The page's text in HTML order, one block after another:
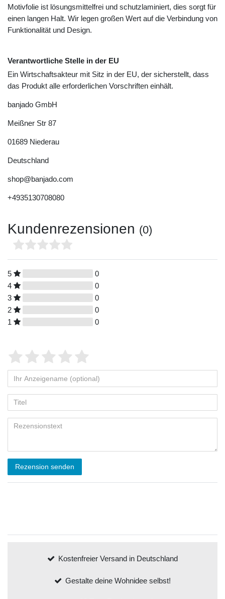
Motivfolie ist lösungsmittelfrei und schutzlaminiert, dies sorgt für
einen langen Halt. Wir legen großen Wert auf die Verbindung von
Funktionalität und Design.
Verantwortliche Stelle in der EU
Ein Wirtschaftsakteur mit Sitz in der EU, der sicherstellt, dass
das Produkt alle erforderlichen Vorschriften einhält.
banjado GmbH
Meißner Str 87
01689 Niederau
Deutschland
shop@banjado.com
+4935130708080
Kundenrezensionen (0)
5
0
4
0
3
0
2
0
1
0
Rezension senden
Kostenfreier Versand in Deutschland
Gestalte deine Wohnidee selbst!